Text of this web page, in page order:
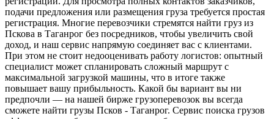
подачи предложения или размещения груза требуется простая
регистрация. Многие перевозчики стремятся найти груз из
Пскова в Таганрог без посредников, чтобы увеличить свой
доход, и наш сервис напрямую соединяет вас с клиентами.
При этом не стоит недооценивать работу логистов: опытный
специалист может спланировать сложный маршрут с
максимальной загрузкой машины, что в итоге также
повышает вашу прибыльность. Какой бы вариант вы ни
предпочли — на нашей бирже грузоперевозок вы всегда
сможете найти грузы Псков - Таганрог. Сервис поиска грузов